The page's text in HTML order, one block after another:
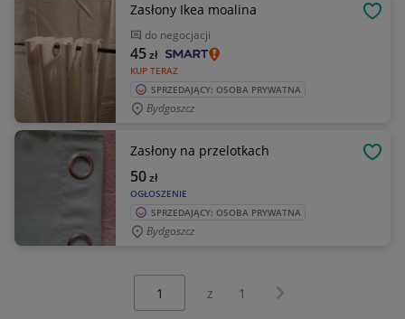
Zasłony Ikea moalina
do negocjacji
KUP TERAZ
45zł
SPRZEDAJĄCY: OSOBA PRYWATNA
Bydgoszcz
Zasłony na przelotkach
OGŁOSZENIE
50zł
SPRZEDAJĄCY: OSOBA PRYWATNA
Bydgoszcz
z 1 Następna strona